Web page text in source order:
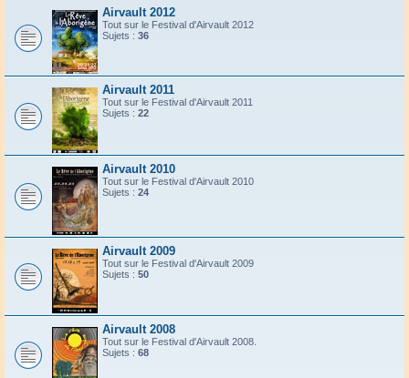
Airvault 2012
Tout sur le Festival d'Airvault 2012
Sujets : 36
Airvault 2011
Tout sur le Festival d'Airvault 2011
Sujets : 22
Airvault 2010
Tout sur le Festival d'Airvault 2010
Sujets : 24
Airvault 2009
Tout sur le Festival d'Airvault 2009
Sujets : 50
Airvault 2008
Tout sur le Festival d'Airvault 2008.
Sujets : 68